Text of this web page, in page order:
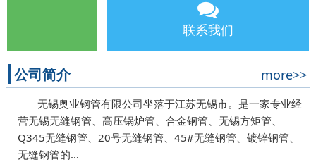
联系我们
公司简介 more>>
无锡奥业钢管有限公司坐落于江苏无锡市。是一家专业经
营无锡无缝钢管、高压锅炉管、合金钢管、无锡方矩管、
Q345无缝钢管、20号无缝钢管、45#无缝钢管、镀锌钢管、
无缝钢管的…